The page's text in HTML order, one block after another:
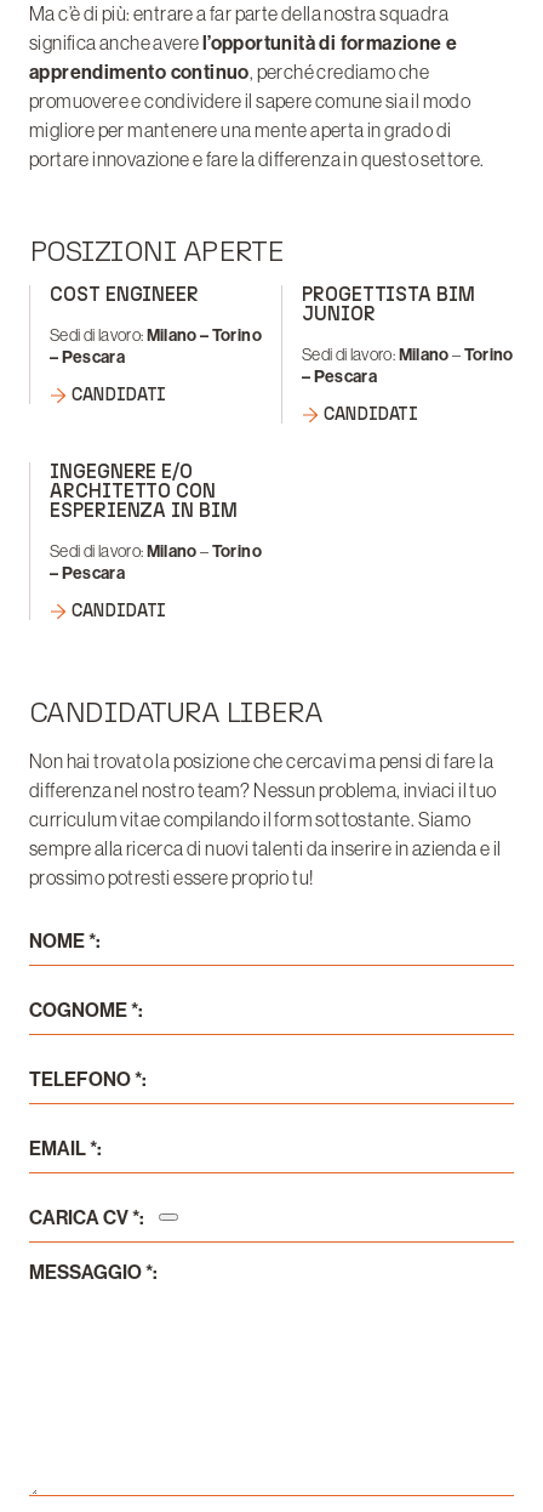
Ma c’è di più: entrare a far parte della nostra squadra
significa anche averel’opportunità di formazione e
apprendimento continuo, perché crediamo che
promuovere e condividere il sapere comune sia il modo
migliore per mantenere una mente aperta in grado di
portare innovazione e fare la differenza in questo settore.
POSIZIONI APERTE
COST ENGINEER
Sedi di lavoro:Milano –Torino
– Pescara
CANDIDATI
PROGETTISTA BIM
JUNIOR
Sedi di lavoro:Milano–Torino
– Pescara
CANDIDATI
INGEGNERE E/O
ARCHITETTO CON
ESPERIENZA IN BIM
Sedi di lavoro:Milano–Torino
– Pescara
CANDIDATI
CANDIDATURA LIBERA
Non hai trovato la posizione che cercavi ma pensi di fare la
differenza nel nostro team? Nessun problema, inviaci il tuo
curriculum vitae compilando il form sottostante. Siamo
sempre alla ricerca di nuovi talenti da inserire in azienda e il
prossimo potresti essere proprio tu!
NOME *:
COGNOME *:
TELEFONO *:
EMAIL *:
CARICA CV *:
MESSAGGIO *: